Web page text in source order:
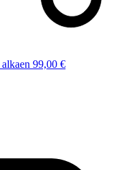
alkaen 99,00 €